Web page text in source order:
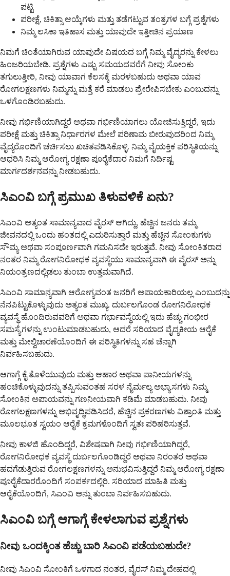
ಪಟ್ಟಿ
ಪರೀಕ್ಷೆ, ಚಿಕಿತ್ಸಾ ಆಯ್ಕೆಗಳು ಮತ್ತು ತಡೆಗಟ್ಟುವ ತಂತ್ರಗಳ ಬಗ್ಗೆ ಪ್ರಶ್ನೆಗಳು
ನಿಮ್ಮ ಲಸಿಕಾ ಇತಿಹಾಸ ಮತ್ತು ಯಾವುದೇ ಇತ್ತೀಚಿನ ಪ್ರಯಾಣ
ನಿಮಗೆ ಚಿಂತೆಯಾಗಿರುವ ಯಾವುದೇ ವಿಷಯದ ಬಗ್ಗೆ ನಿಮ್ಮ ವೈದ್ಯರನ್ನು ಕೇಳಲು
ಹಿಂಜರಿಯಬೇಡಿ. ಪ್ರಶ್ನೆಗಳು ಎಷ್ಟು ಸಮಯದವರೆಗೆ ನೀವು ಸೋಂಕು
ತಗುಲುತ್ತೀರಿ, ನೀವು ಯಾವಾಗ ಕೆಲಸಕ್ಕೆ ಮರಳಬಹುದು ಅಥವಾ ಯಾವ
ರೋಗಲಕ್ಷಣಗಳು ನಿಮ್ಮನ್ನು ಮತ್ತೆ ಕರೆ ಮಾಡಲು ಪ್ರೇರೇಪಿಸಬೇಕು ಎಂಬುದನ್ನು
ಒಳಗೊಂಡಿರಬಹುದು.
ನೀವು ಗರ್ಭಿಣಿಯಾಗಿದ್ದರೆ ಅಥವಾ ಗರ್ಭಿಣಿಯಾಗಲು ಯೋಜಿಸುತ್ತಿದ್ದರೆ, ಇದು
ಪರೀಕ್ಷೆ ಮತ್ತು ಚಿಕಿತ್ಸಾ ನಿರ್ಧಾರಗಳ ಮೇಲೆ ಪರಿಣಾಮ ಬೀರುವುದರಿಂದ ನಿಮ್ಮ
ವೈದ್ಯರೊಂದಿಗೆ ಚರ್ಚಿಸಲು ಖಚಿತಪಡಿಸಿಕೊಳ್ಳಿ. ನಿಮ್ಮ ವೈಯಕ್ತಿಕ ಪರಿಸ್ಥಿತಿಯನ್ನು
ಆಧರಿಸಿ ನಿಮ್ಮ ಆರೋಗ್ಯ ರಕ್ಷಣಾ ಪೂರೈಕೆದಾರ ನಿಮಗೆ ನಿರ್ದಿಷ್ಟ
ಮಾರ್ಗದರ್ಶನವನ್ನು ನೀಡಬಹುದು.
ಸಿಎಂವಿ ಬಗ್ಗೆ ಪ್ರಮುಖ ತಿಳುವಳಿಕೆ ಏನು?
ಸಿಎಂವಿ ಅತ್ಯಂತ ಸಾಮಾನ್ಯವಾದ ವೈರಸ್ ಆಗಿದ್ದು, ಹೆಚ್ಚಿನ ಜನರು ತಮ್ಮ
ಜೀವನದಲ್ಲಿ ಒಂದು ಹಂತದಲ್ಲಿ ಎದುರಿಸುತ್ತಾರೆ ಮತ್ತು ಹೆಚ್ಚಿನ ಸೋಂಕುಗಳು
ಸೌಮ್ಯ ಅಥವಾ ಸಂಪೂರ್ಣವಾಗಿ ಗಮನಿಸದೇ ಇರುತ್ತವೆ. ನೀವು ಸೋಂಕಿತರಾದ
ನಂತರ ನಿಮ್ಮ ರೋಗನಿರೋಧಕ ವ್ಯವಸ್ಥೆಯು ಸಾಮಾನ್ಯವಾಗಿ ಈ ವೈರಸ್ ಅನ್ನು
ನಿಯಂತ್ರಣದಲ್ಲಿಡಲು ತುಂಬಾ ಉತ್ತಮವಾಗಿದೆ.
ಸಿಎಂವಿ ಸಾಮಾನ್ಯವಾಗಿ ಆರೋಗ್ಯವಂತ ಜನರಿಗೆ ಅಪಾಯಕಾರಿಯಲ್ಲ ಎಂಬುದನ್ನು
ನೆನಪಿಟ್ಟುಕೊಳ್ಳುವುದು ಅತ್ಯಂತ ಮುಖ್ಯ. ದುರ್ಬಲಗೊಂಡ ರೋಗನಿರೋಧಕ
ವ್ಯವಸ್ಥೆ ಹೊಂದಿರುವವರಿಗೆ ಅಥವಾ ಗರ್ಭಾವಸ್ಥೆಯಲ್ಲಿ ಇದು ಹೆಚ್ಚು ಗಂಭೀರ
ಸಮಸ್ಯೆಗಳನ್ನು ಉಂಟುಮಾಡಬಹುದು, ಆದರೆ ಸರಿಯಾದ ವೈದ್ಯಕೀಯ ಆರೈಕೆ
ಮತ್ತು ಮೇಲ್ವಿಚಾರಣೆಯೊಂದಿಗೆ ಈ ಪರಿಸ್ಥಿತಿಗಳನ್ನು ಸಹ ಚೆನ್ನಾಗಿ
ನಿರ್ವಹಿಸಬಹುದು.
ಆಗಾಗ್ಗೆ ಕೈ ತೊಳೆಯುವುದು ಮತ್ತು ಆಹಾರ ಅಥವಾ ಪಾನೀಯಗಳನ್ನು
ಹಂಚಿಕೊಳ್ಳುವುದನ್ನು ತಪ್ಪಿಸುವಂತಹ ಸರಳ ನೈರ್ಮಲ್ಯ ಅಭ್ಯಾಸಗಳು ನಿಮ್ಮ
ಸೋಂಕಿನ ಅಪಾಯವನ್ನು ಗಣನೀಯವಾಗಿ ಕಡಿಮೆ ಮಾಡಬಹುದು. ನೀವು
ರೋಗಲಕ್ಷಣಗಳನ್ನು ಅಭಿವೃದ್ಧಿಪಡಿಸಿದರೆ, ಹೆಚ್ಚಿನ ಪ್ರಕರಣಗಳು ವಿಶ್ರಾಂತಿ ಮತ್ತು
ಮೂಲಭೂತ ಸ್ವಯಂ ಆರೈಕೆ ಕ್ರಮಗಳೊಂದಿಗೆ ಸ್ವತಃ ಪರಿಹರಿಸುತ್ತವೆ.
ನೀವು ಕಾಳಜಿ ಹೊಂದಿದ್ದರೆ, ವಿಶೇಷವಾಗಿ ನೀವು ಗರ್ಭಿಣಿಯಾಗಿದ್ದರೆ,
ರೋಗನಿರೋಧಕ ವ್ಯವಸ್ಥೆ ದುರ್ಬಲಗೊಂಡಿದ್ದರೆ ಅಥವಾ ನಿರಂತರ ಅಥವಾ
ಹದಗೆಡುತ್ತಿರುವ ರೋಗಲಕ್ಷಣಗಳನ್ನು ಅನುಭವಿಸುತ್ತಿದ್ದರೆ ನಿಮ್ಮ ಆರೋಗ್ಯ ರಕ್ಷಣಾ
ಪೂರೈಕೆದಾರರೊಂದಿಗೆ ಸಂಪರ್ಕದಲ್ಲಿರಿ. ಸರಿಯಾದ ಮಾಹಿತಿ ಮತ್ತು
ಆರೈಕೆಯೊಂದಿಗೆ, ಸಿಎಂವಿ ಅನ್ನು ತುಂಬಾ ನಿರ್ವಹಿಸಬಹುದು.
ಸಿಎಂವಿ ಬಗ್ಗೆ ಆಗಾಗ್ಗೆ ಕೇಳಲಾಗುವ ಪ್ರಶ್ನೆಗಳು
ನೀವು ಒಂದಕ್ಕಿಂತ ಹೆಚ್ಚು ಬಾರಿ ಸಿಎಂವಿ ಪಡೆಯಬಹುದೇ?
ನೀವು ಸಿಎಂವಿ ಸೋಂಕಿಗೆ ಒಳಗಾದ ನಂತರ, ವೈರಸ್ ನಿಮ್ಮ ದೇಹದಲ್ಲಿ